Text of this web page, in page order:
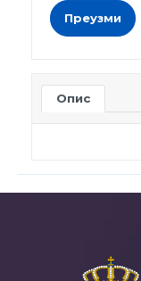
Преузми
Опис